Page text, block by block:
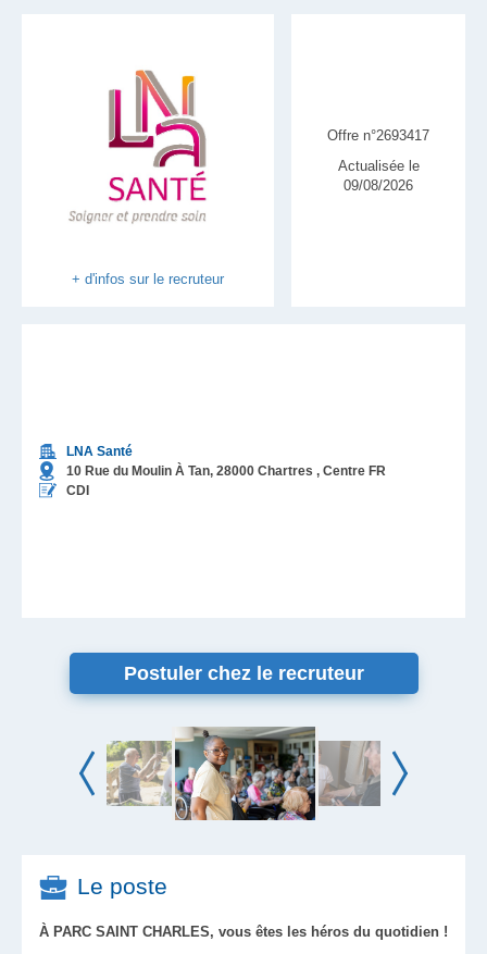
+ d'infos sur le recruteur
LNA Santé
10 Rue du Moulin À Tan, 28000 Chartres , Centre FR
CDI
Offre n°2693417
Actualisée le
09/08/2026
Postuler chez le recruteur
Le poste
À PARC SAINT CHARLES, vous êtes les héros du quotidien !